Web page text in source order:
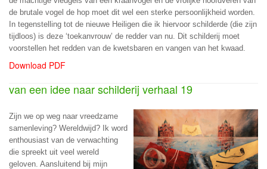
de brutale vogel de hop moet dit wel een sterke persoonlijkheid worden.
In tegenstelling tot de nieuwe Heiligen die ik hiervoor schilderde (die zijn
tijdloos) is deze ‘toekanvrouw’ de redder van nu. Dit schilderij moet
voorstellen het redden van de kwetsbaren en vangen van het kwaad.
Download PDF
van een idee naar schilderij verhaal 19
Zijn we op weg naar vreedzame
samenleving? Wereldwijd? Ik word
enthousiast van de verwachting
die spreekt uit veel wereld
geloven. Aansluitend bij mijn